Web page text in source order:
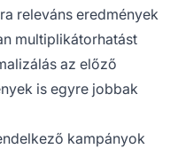
releváns eredmények
multiplikátorhatást
az előző
is egyre jobbak
kampányok